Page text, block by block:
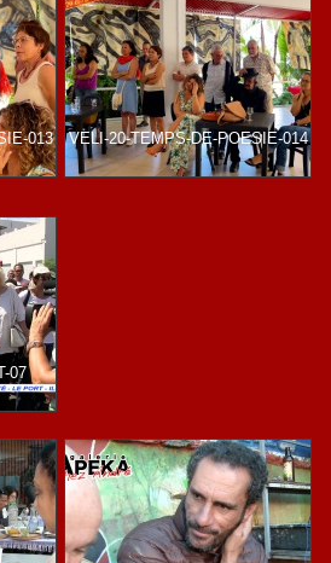
013 VELI-20-TEMPS-DE-POESIE-014
07